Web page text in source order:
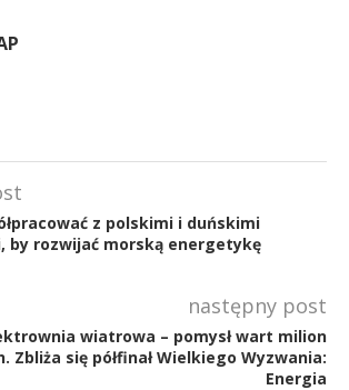
z polskimi i duńskimi
by rozwijać morską energetykę
następny post
wiatrowa – pomysł wart milion
Zbliża się półfinał Wielkiego Wyzwania:
Energia